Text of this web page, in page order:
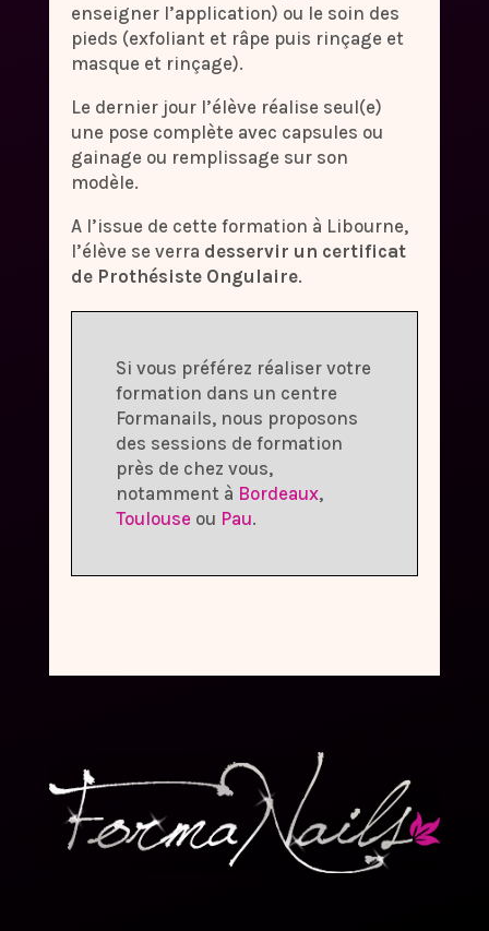
enseigner l’application) ou le soin des
pieds (exfoliant et râpe puis rinçage et
masque et rinçage).
Le dernier jour l’élève réalise seul(e)
une pose complète avec capsules ou
gainage ou remplissage sur son
modèle.
A l’issue de cette formation à Libourne,
l’élève se verra desservir un certificat
de Prothésiste Ongulaire.
Si vous préférez réaliser votre
formation dans un centre
Formanails, nous proposons
des sessions de formation
près de chez vous,
notamment à Bordeaux,
Toulouse ou Pau.